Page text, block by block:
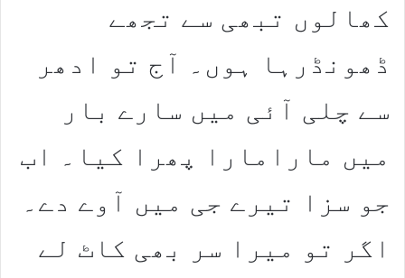
کھالوں تبھی سے تجھے
ڈھونڈرہا ہوں۔ آج تو ادھر
سے چلی آئی میں سارے بار
میں مارامارا پھرا کیا۔ اب
جو سزا تیرے جی میں آوے دے۔
اگر تو میرا سر بھی کاٹ لے